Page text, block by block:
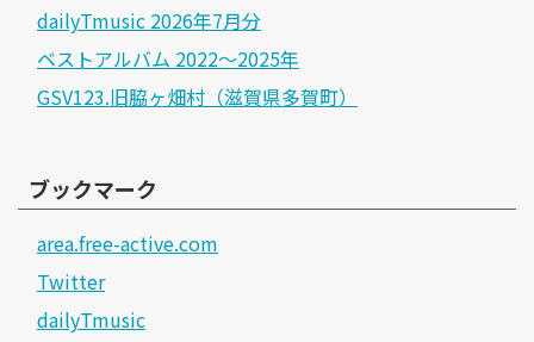
dailyTmusic 2026年7月分
ベストアルバム 2022～2025年
GSV123.旧脇ヶ畑村（滋賀県多賀町）
ブックマーク
area.free-active.com
Twitter
dailyTmusic